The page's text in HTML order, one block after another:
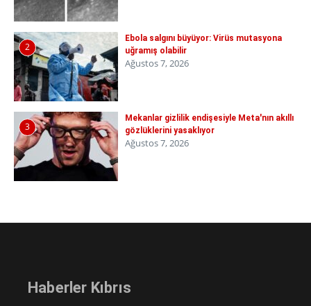
2
Ebola salgını büyüyor: Virüs mutasyona
uğramış olabilir
Ağustos 7, 2026
3
Mekanlar gizlilik endişesiyle Meta'nın akıllı
gözlüklerini yasaklıyor
Ağustos 7, 2026
Haberler Kıbrıs